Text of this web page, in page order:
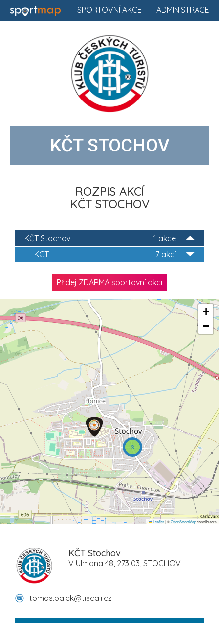
ADMINISTRACE
SPORTOVNÍ AKCE
KČT STOCHOV
ROZPIS AKCÍ
KČT STOCHOV
1 akce
KČT Stochov
7 akcí
KCT
Přidej ZDARMA sportovní akci
3
+
−
Leaflet|©OpenStreetMapcontributors
KČT Stochov
V Ulmana 48, 273 03, STOCHOV
tomas.palek@tiscali.cz